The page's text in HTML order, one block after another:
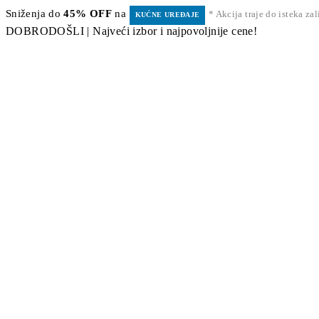
Sniženja do45% OFF na KUĆNE UREĐAJE * Akcija traje do isteka
DOBRODOŠLI | Najveći izbor i najpovoljnije cene!